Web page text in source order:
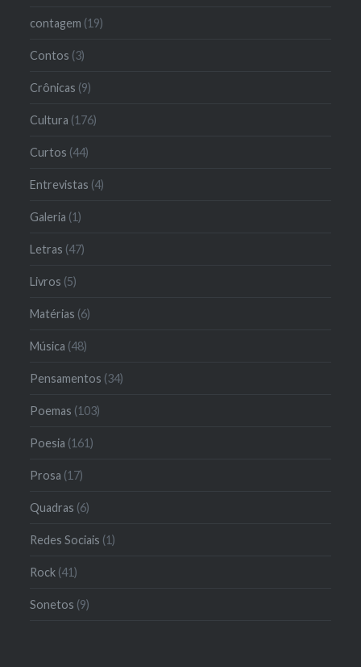
contagem (19)
Contos (3)
Crônicas (9)
Cultura (176)
Curtos (44)
Entrevistas (4)
Galeria (1)
Letras (47)
Livros (5)
Matérias (6)
Música (48)
Pensamentos (34)
Poemas (103)
Poesia (161)
Prosa (17)
Quadras (6)
Redes Sociais (1)
Rock (41)
Sonetos (9)